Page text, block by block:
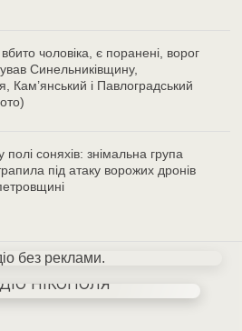
чоловіка, є поранені, ворог
Синельниківщину,
Кам’янський і Павлоградський
полі соняхів: знімальна група
під атаку ворожих дронів